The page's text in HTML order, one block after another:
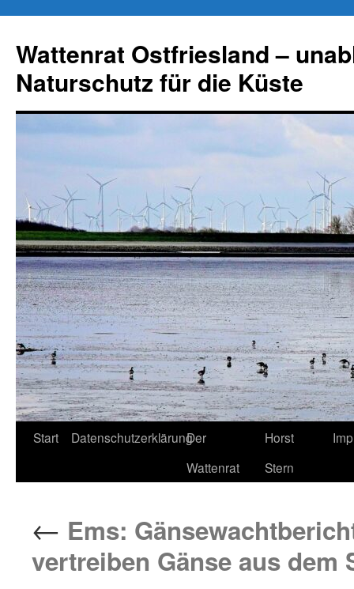
springen
Wattenrat Ostfriesland –
Naturschutz für die Küste
Start DatenschutzerklärungDer
Wattenrat
Horst
Stern
← Ems:
vertreiben Gänse aus dem